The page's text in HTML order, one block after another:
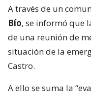
A través de un
Bío, se informó que
de una reunión de
situación de la
Castro.
A ello se suma la